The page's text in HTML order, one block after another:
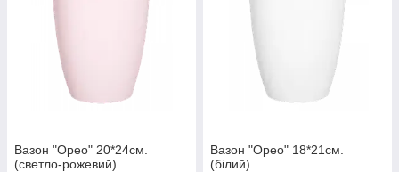
Вазон "Орео" 20*24см.
(светло-рожевий)
Вазон "Орео" 18*21см.
(білий)